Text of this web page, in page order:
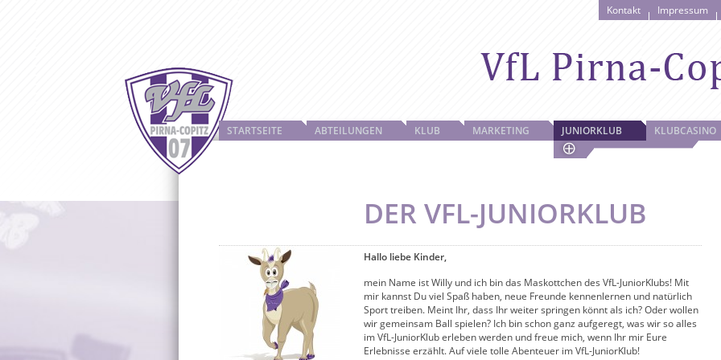
Kontakt Impressum
STARTSEITE ABTEILUNGEN KLUB MARKETING JUNIORKLUB KLUBCASINO
DER VFL-JUNIORKLUB
Hallo liebe Kinder,
mein Name ist Willy und ich bin das Maskottchen des VfL-JuniorKlubs! Mit
mir kannst Du viel Spaß haben, neue Freunde kennenlernen und natürlich
Sport treiben. Meint Ihr, dass Ihr weiter springen könnt als ich? Oder wollen
wir gemeinsam Ball spielen? Ich bin schon ganz aufgeregt, was wir so alles
im VfL-JuniorKlub erleben werden und freue mich, wenn Ihr mir Eure
Erlebnisse erzählt. Auf viele tolle Abenteuer im VfL-JuniorKlub!